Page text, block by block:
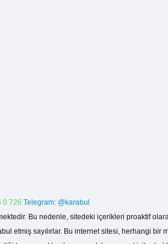
0 726 Telegram: @karabul
Bu nedenle, sitedeki içerikleri proaktif
etmiş sayılırlar. Bu internet sitesi, herhangi bir